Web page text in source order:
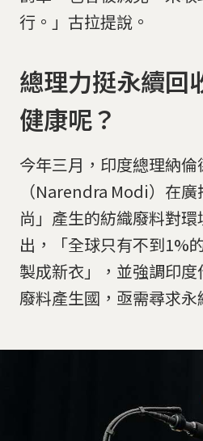
行。」古拉提說。
總理力挺永續回
健康呢？
今年三月，印度總理納倫
（Narendra Modi）在
尚」產生的紡織廢料對
出，「全球只有不到1%
製成新衣」，並強調印
廢料產生國，亟需尋求永